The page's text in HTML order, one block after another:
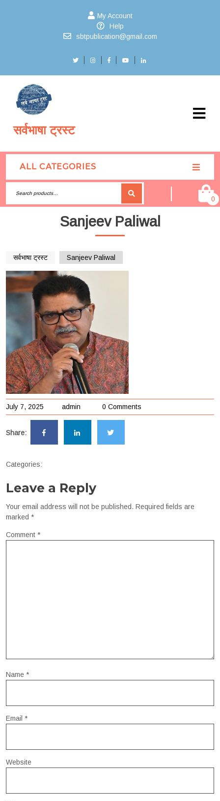
My Account
Help
sbtpublication@gmail.com
सर्वभाषा ट्रस्ट
ALL CATEGORIES
0
Sanjeev Paliwal
सर्वभाषा ट्रस्ट Sanjeev Paliwal
July 7, 2025 admin 0 Comments
Share:
Categories:
Leave a Reply
Your email address will not be published. Required fields are
marked *
Comment *
Name *
Email *
Website